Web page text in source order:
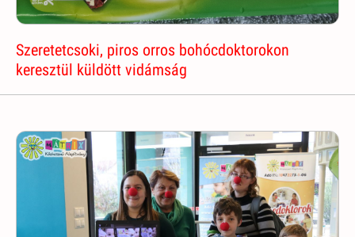
Szeretetcsoki, piros orros bohócdoktorokon
keresztül küldött vidámság